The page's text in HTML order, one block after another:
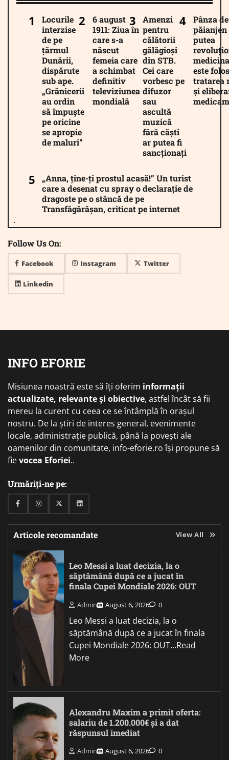
Locurile
interzise
de pe
țărmul
Dunării,
dispărute
sub ape.
„Grănicerii
au ordin
să împuște
pe oricine
se apropie
de maluri”
6 august
1911: Ziua în
care s-a
născut
femeia care
a schimbat
definitiv
televiziunea
mondială
Amenzi
pentru
călătorii
gălăgioși
din STB.
Cei care
vorbesc pe
difuzor
sau
ascultă
muzică
fără căști
ar putea fi
sancționați
Pânza de
păianjen
putea
este
tratarea
și
„Anna, ține-ți prostul acasă!” Un turist
care a desenat cu spray o declarație de
dragoste pe o stâncă de pe
Transfăgărășan, criticat pe internet
Follow Us On:
Facebook Instagram Twitter
Linkedin
INFO EFORIE
Misiunea noastră este să îți oferim informații
actualizate, relevante și obiective, astfel încât să fii
mereu la curent cu ceea ce se întâmplă în orașul
nostru. De la știri de interes general, evenimente
locale, administrație publică, până la povești ale
oamenilor din comunitate, info-eforie.ro își propune să
fievocea Eforiei..
Urmăriți-ne pe:
FacebookInstagramTwitterLinkedin
Articole recomandate View All
Leo Messi a luat decizia, la o
săptămână după ce a jucat în
finala Cupei Mondiale 2026: OUT
Admin August 6, 2026 0
Leo Messi a luat decizia, la o
săptămână după ce a jucat în finala
Cupei Mondiale 2026: OUT...Read
More
Alexandru Maxim a primit oferta:
salariu de 1.200.000€ și a dat
răspunsul imediat
Admin August 6, 2026 0